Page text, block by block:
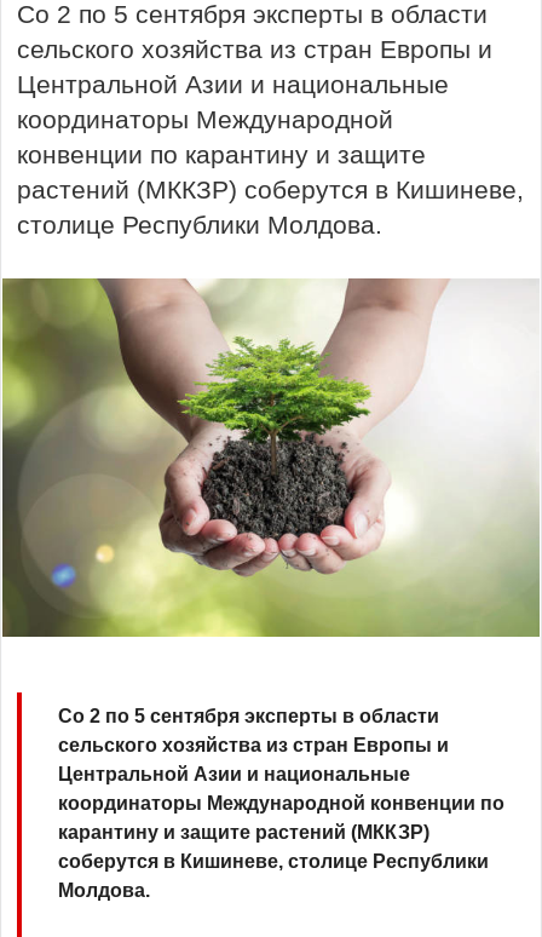
Со 2 по 5 сентября эксперты в области
сельского хозяйства из стран Европы и
Центральной Азии и национальные
координаторы Международной
конвенции по карантину и защите
растений (МККЗР) соберутся в Кишиневе,
столице Республики Молдова.
Со 2 по 5 сентября эксперты в области
сельского хозяйства из стран Европы и
Центральной Азии и национальные
координаторы Международной конвенции по
карантину и защите растений (МККЗР)
соберутся в Кишиневе, столице Республики
Молдова.